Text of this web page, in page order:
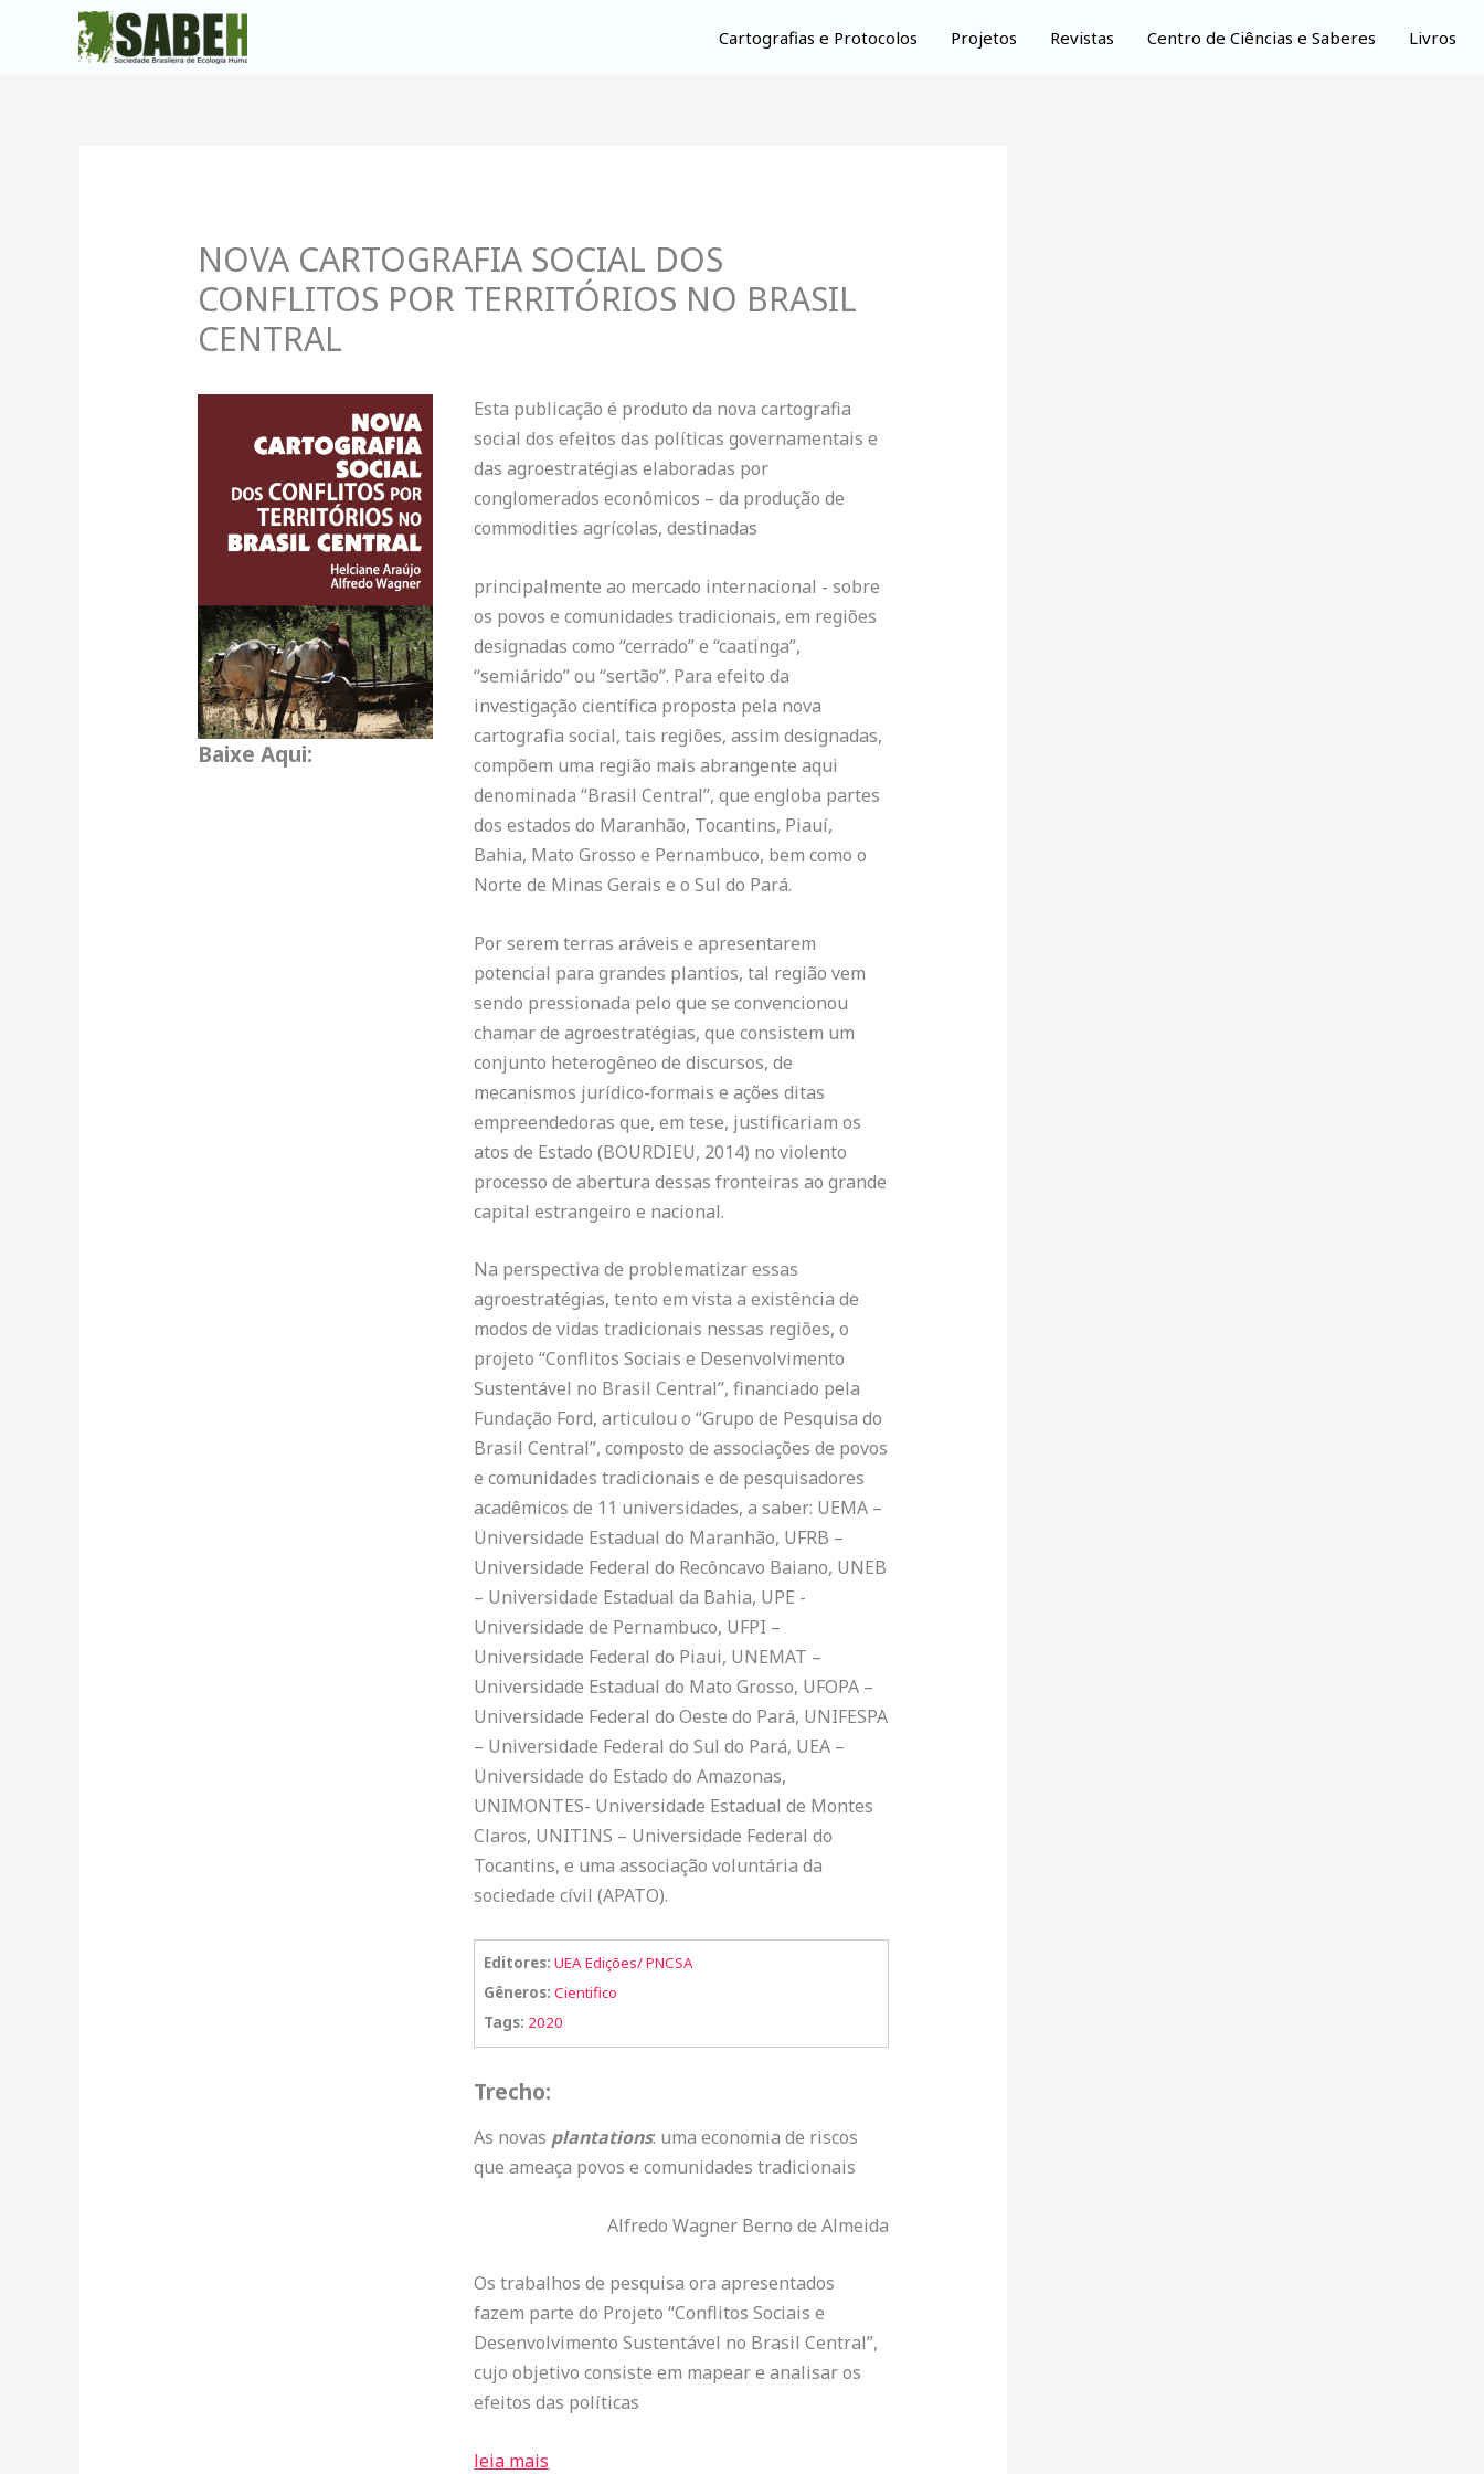
Cartografias e Protocolos Projetos Revistas Centro de Ciências e Saberes Livros
NOVA CARTOGRAFIA SOCIAL DOS
CONFLITOS POR TERRITÓRIOS NO BRASIL
CENTRAL
Baixe Aqui:
Esta publicação é produto da nova cartografia
social dos efeitos das políticas governamentais e
das agroestratégias elaboradas por
conglomerados econômicos – da produção de
commodities agrícolas, destinadas
principalmente ao mercado internacional - sobre
os povos e comunidades tradicionais, em regiões
designadas como “cerrado” e “caatinga”,
“semiárido” ou “sertão”. Para efeito da
investigação científica proposta pela nova
cartografia social, tais regiões, assim designadas,
compõem uma região mais abrangente aqui
denominada “Brasil Central”, que engloba partes
dos estados do Maranhão, Tocantins, Piauí,
Bahia, Mato Grosso e Pernambuco, bem como o
Norte de Minas Gerais e o Sul do Pará.
Por serem terras aráveis e apresentarem
potencial para grandes plantios, tal região vem
sendo pressionada pelo que se convencionou
chamar de agroestratégias, que consistem um
conjunto heterogêneo de discursos, de
mecanismos jurídico-formais e ações ditas
empreendedoras que, em tese, justificariam os
atos de Estado (BOURDIEU, 2014) no violento
processo de abertura dessas fronteiras ao grande
capital estrangeiro e nacional.
Na perspectiva de problematizar essas
agroestratégias, tento em vista a existência de
modos de vidas tradicionais nessas regiões, o
projeto “Conflitos Sociais e Desenvolvimento
Sustentável no Brasil Central”, financiado pela
Fundação Ford, articulou o “Grupo de Pesquisa do
Brasil Central”, composto de associações de povos
e comunidades tradicionais e de pesquisadores
acadêmicos de 11 universidades, a saber: UEMA –
Universidade Estadual do Maranhão, UFRB –
Universidade Federal do Recôncavo Baiano, UNEB
– Universidade Estadual da Bahia, UPE -
Universidade de Pernambuco, UFPI –
Universidade Federal do Piaui, UNEMAT –
Universidade Estadual do Mato Grosso, UFOPA –
Universidade Federal do Oeste do Pará, UNIFESPA
– Universidade Federal do Sul do Pará, UEA –
Universidade do Estado do Amazonas,
UNIMONTES- Universidade Estadual de Montes
Claros, UNITINS – Universidade Federal do
Tocantins, e uma associação voluntária da
sociedade cívil (APATO).
Editores: UEA Edições/ PNCSA
Gêneros: Cientifico
Tags: 2020
Trecho:
As novas plantations: uma economia de riscos
que ameaça povos e comunidades tradicionais
Alfredo Wagner Berno de Almeida
Os trabalhos de pesquisa ora apresentados
fazem parte do Projeto “Conflitos Sociais e
Desenvolvimento Sustentável no Brasil Central”,
cujo objetivo consiste em mapear e analisar os
efeitos das políticas
leia mais